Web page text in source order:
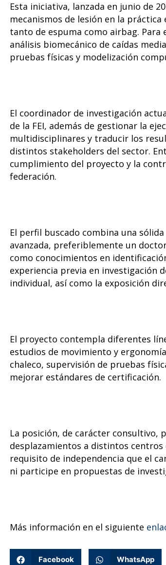
Esta iniciativa, lanzada en junio de
mecanismos de lesión en la
tanto de espuma como airbag.
análisis biomecánico de caídas
pruebas físicas y modelización
El coordinador de investigación
de la FEI, además de gestionar la
multidisciplinares y traducir los
distintos stakeholders del sector.
cumplimiento del proyecto y la
federación.
El perfil buscado combina una
avanzada, preferiblemente un
como conocimientos en
experiencia previa en investigación
individual, así como la exposición
El proyecto contempla diferentes
estudios de movimiento y
chaleco, supervisión de pruebas
mejorar estándares de certificación.
La posición, de carácter consultivo,
desplazamientos a distintos
requisito de independencia que el
ni participe en propuestas de
Más información en el siguiente
Facebook WhatsApp